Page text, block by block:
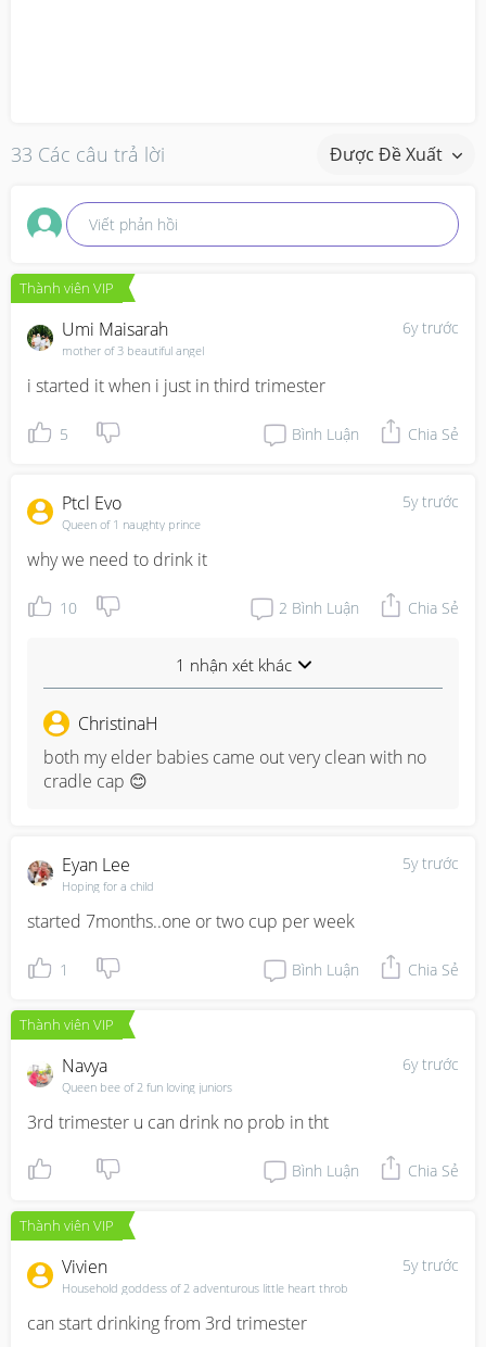
33 Các câu trả lời Được Đề Xuất
Viết phản hồi
Thành viên VIP
6y trước
Umi Maisarah
mother of 3 beautiful angel
i started it when i just in third trimester
5 Bình Luận Chia Sẻ
5y trước
Ptcl Evo
Queen of 1 naughty prince
why we need to drink it
10 2 Bình Luận Chia Sẻ
1 nhận xét khác
ChristinaH
both my elder babies came out very clean with no
cradle cap 😊
5y trước
Eyan Lee
Hoping for a child
started 7months..one or two cup per week
1 Bình Luận Chia Sẻ
Thành viên VIP
6y trước
Navya
Queen bee of 2 fun loving juniors
3rd trimester u can drink no prob in tht
Bình Luận Chia Sẻ
Thành viên VIP
5y trước
Vivien
Household goddess of 2 adventurous little heart throb
can start drinking from 3rd trimester